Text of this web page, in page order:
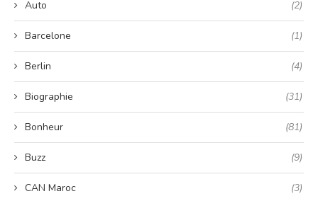
Auto (2)
Barcelone (1)
Berlin (4)
Biographie (31)
Bonheur (81)
Buzz (9)
CAN Maroc (3)